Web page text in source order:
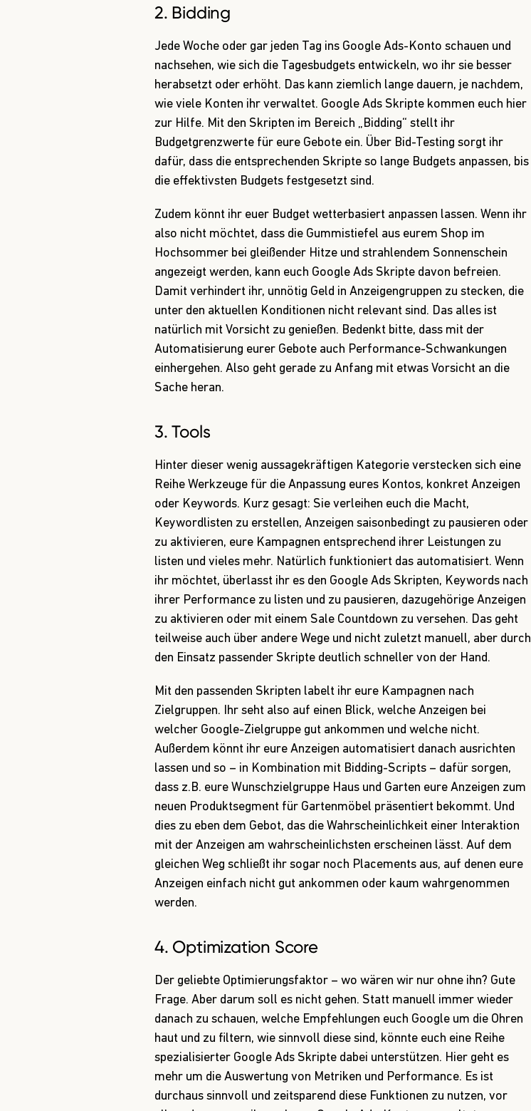
2. Bidding
Jede Woche oder gar jeden Tag ins Google Ads-Konto schauen und
nachsehen, wie sich die Tagesbudgets entwickeln, wo ihr sie besser
herabsetzt oder erhöht. Das kann ziemlich lange dauern, je nachdem,
wie viele Konten ihr verwaltet. Google Ads Skripte kommen euch hier
zur Hilfe. Mit den Skripten im Bereich „Bidding“ stellt ihr
Budgetgrenzwerte für eure Gebote ein. Über Bid-Testing sorgt ihr
dafür, dass die entsprechenden Skripte so lange Budgets anpassen, bis
die effektivsten Budgets festgesetzt sind.
Zudem könnt ihr euer Budget wetterbasiert anpassen lassen. Wenn ihr
also nicht möchtet, dass die Gummistiefel aus eurem Shop im
Hochsommer bei gleißender Hitze und strahlendem Sonnenschein
angezeigt werden, kann euch Google Ads Skripte davon befreien.
Damit verhindert ihr, unnötig Geld in Anzeigengruppen zu stecken, die
unter den aktuellen Konditionen nicht relevant sind. Das alles ist
natürlich mit Vorsicht zu genießen. Bedenkt bitte, dass mit der
Automatisierung eurer Gebote auch Performance-Schwankungen
einhergehen. Also geht gerade zu Anfang mit etwas Vorsicht an die
Sache heran.
3. Tools
Hinter dieser wenig aussagekräftigen Kategorie verstecken sich eine
Reihe Werkzeuge für die Anpassung eures Kontos, konkret Anzeigen
oder Keywords. Kurz gesagt: Sie verleihen euch die Macht,
Keywordlisten zu erstellen, Anzeigen saisonbedingt zu pausieren oder
zu aktivieren, eure Kampagnen entsprechend ihrer Leistungen zu
listen und vieles mehr. Natürlich funktioniert das automatisiert. Wenn
ihr möchtet, überlasst ihr es den Google Ads Skripten, Keywords nach
ihrer Performance zu listen und zu pausieren, dazugehörige Anzeigen
zu aktivieren oder mit einem Sale Countdown zu versehen. Das geht
teilweise auch über andere Wege und nicht zuletzt manuell, aber durch
den Einsatz passender Skripte deutlich schneller von der Hand.
Mit den passenden Skripten labelt ihr eure Kampagnen nach
Zielgruppen. Ihr seht also auf einen Blick, welche Anzeigen bei
welcher Google-Zielgruppe gut ankommen und welche nicht.
Außerdem könnt ihr eure Anzeigen automatisiert danach ausrichten
lassen und so – in Kombination mit Bidding-Scripts – dafür sorgen,
dass z.B. eure Wunschzielgruppe Haus und Garten eure Anzeigen zum
neuen Produktsegment für Gartenmöbel präsentiert bekommt. Und
dies zu eben dem Gebot, das die Wahrscheinlichkeit einer Interaktion
mit der Anzeigen am wahrscheinlichsten erscheinen lässt. Auf dem
gleichen Weg schließt ihr sogar noch Placements aus, auf denen eure
Anzeigen einfach nicht gut ankommen oder kaum wahrgenommen
werden.
4. Optimization Score
Der geliebte Optimierungsfaktor – wo wären wir nur ohne ihn? Gute
Frage. Aber darum soll es nicht gehen. Statt manuell immer wieder
danach zu schauen, welche Empfehlungen euch Google um die Ohren
haut und zu filtern, wie sinnvoll diese sind, könnte euch eine Reihe
spezialisierter Google Ads Skripte dabei unterstützen. Hier geht es
mehr um die Auswertung von Metriken und Performance. Es ist
durchaus sinnvoll und zeitsparend diese Funktionen zu nutzen, vor